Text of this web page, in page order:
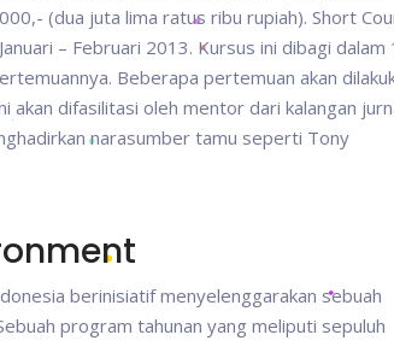
(dua juta lima ratus ribu rupiah). Short
– Februari 2013. Kursus ini dibagi dalam
Beberapa pertemuan akan
akan difasilitasi oleh mentor dari kalangan
narasumber tamu seperti Tony
berinisiatif menyelenggarakan sebuah
program tahunan yang meliputi sepuluh